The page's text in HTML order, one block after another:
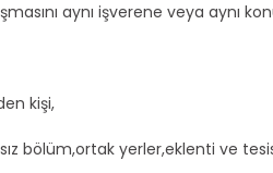
aynı işverene veya aynı
kişi,
bölüm,ortak yerler,eklenti ve